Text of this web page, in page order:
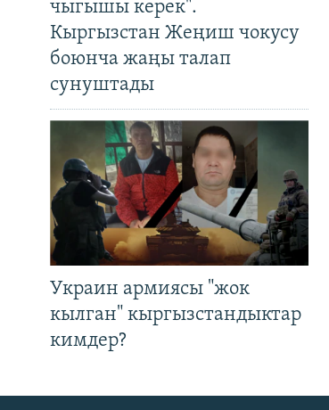
чыгышы керек".
Кыргызстан Жеңиш чокусу
боюнча жаңы талап
сунуштады
Украин армиясы "жок
кылган" кыргызстандыктар
кимдер?